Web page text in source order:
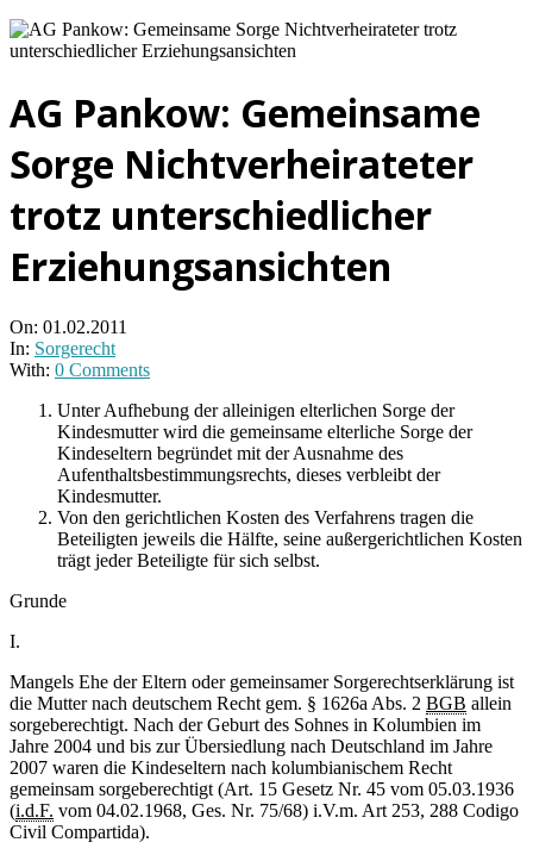
AG Pankow: Gemeinsame
Sorge Nichtverheirateter
trotz unterschiedlicher
Erziehungsansichten
On: 01.02.2011
In: Sorgerecht
With: 0 Comments
Unter Aufhebung der alleinigen elterlichen Sorge der
Kindesmutter wird die gemeinsame elterliche Sorge der
Kindeseltern begründet mit der Ausnahme des
Aufenthaltsbestimmungsrechts, dieses verbleibt der
Kindesmutter.
Von den gerichtlichen Kosten des Verfahrens tragen die
Beteiligten jeweils die Hälfte, seine außergerichtlichen Kosten
trägt jeder Beteiligte für sich selbst.
Grunde
I.
Mangels Ehe der Eltern oder gemeinsamer Sorgerechtserklärung ist
die Mutter nach deutschem Recht gem. § 1626a Abs. 2 BGB allein
sorgeberechtigt. Nach der Geburt des Sohnes in Kolumbien im
Jahre 2004 und bis zur Übersiedlung nach Deutschland im Jahre
2007 waren die Kindeseltern nach kolumbianischem Recht
gemeinsam sorgeberechtigt (Art. 15 Gesetz Nr. 45 vom 05.03.1936
(i.d.F. vom 04.02.1968, Ges. Nr. 75/68) i.V.m. Art 253, 288 Codigo
Civil Compartida).